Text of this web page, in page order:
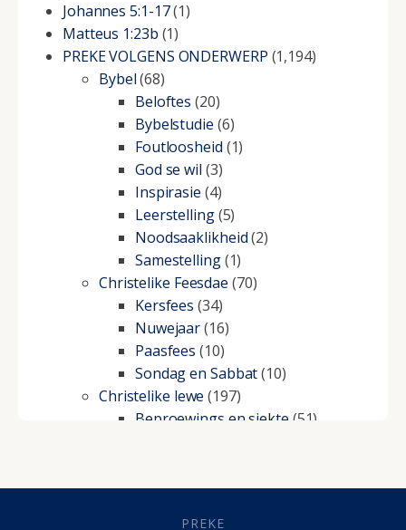
Johannes 5:1-17(1)
Matteus 1:23b (1)
PREKE VOLGENS ONDERWERP (1,194)
Bybel(68)
Beloftes (20)
Bybelstudie (6)
Foutloosheid (1)
God se wil (3)
Inspirasie (4)
Leerstelling(5)
Noodsaaklikheid(2)
Samestelling(1)
Christelike Feesdae (70)
Kersfees (34)
Nuwejaar(16)
Paasfees (10)
Sondag en Sabbat(10)
Christelike lewe (197)
Beproewings en siekte (51)
Geestelike Groei(10)
PREKE